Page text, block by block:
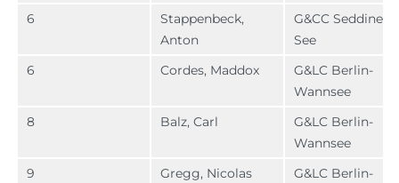
6
Stappenbeck,
Anton
G&CC Seddiner
See
6
Cordes, Maddox
G&LC Berlin-
Wannsee
8
Balz, Carl
G&LC Berlin-
Wannsee
9
Gregg, Nicolas
G&LC Berlin-